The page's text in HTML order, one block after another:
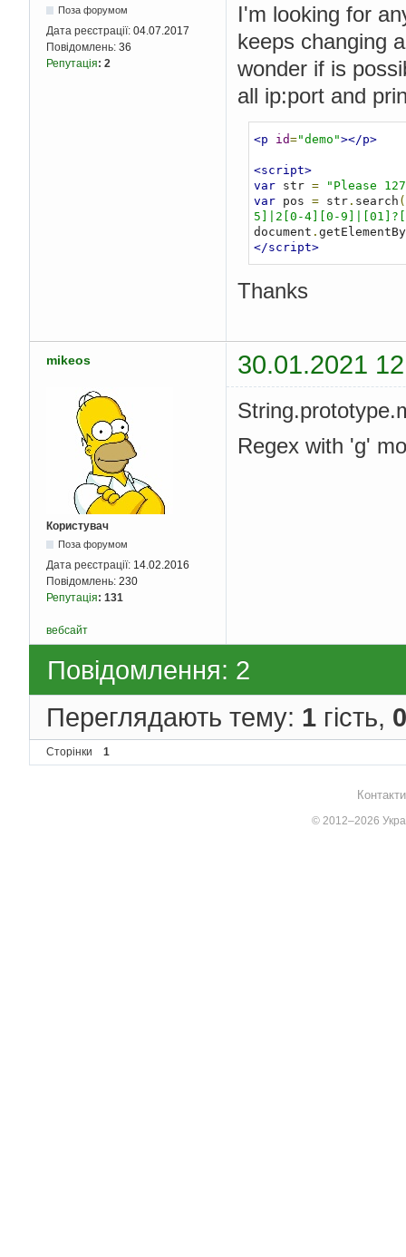
Поза форумом
Дата реєстрації: 04.07.2017
Повідомлень: 36
Репутація: 2
I'm looking for
keeps changing
wonder if is
all ip:port and
<p id="demo"></p>
<script>
var str =
"Please
var pos = str. search (
5]|2[0-4][0-
document .
</script>
Thanks
mikeos 30.01.2021
Користувач
Поза форумом
Дата реєстрації: 14.02.2016
Повідомлень: 230
Репутація: 131
Regex with 'g'
вебсайт
Повідомлення: 2
Переглядають тему: 1 гість, 0
Сторінки 1
© 2012–2026